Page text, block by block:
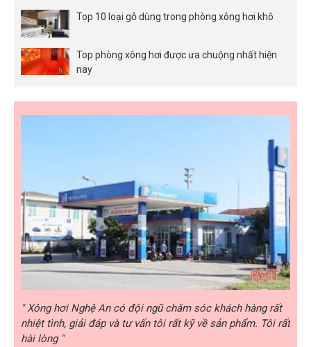
Top 10 loại gỗ dùng trong phòng xông hơi khô
Top phòng xông hơi được ưa chuộng nhất hiện
nay
" Chất lượng sẩm phẩm của Xông hơi Nghệ An rất tốt,
chất lượng rất tốt, tôi rất yên tâm sử dụng sản phẩm của
Xông hơi Nghệ An "